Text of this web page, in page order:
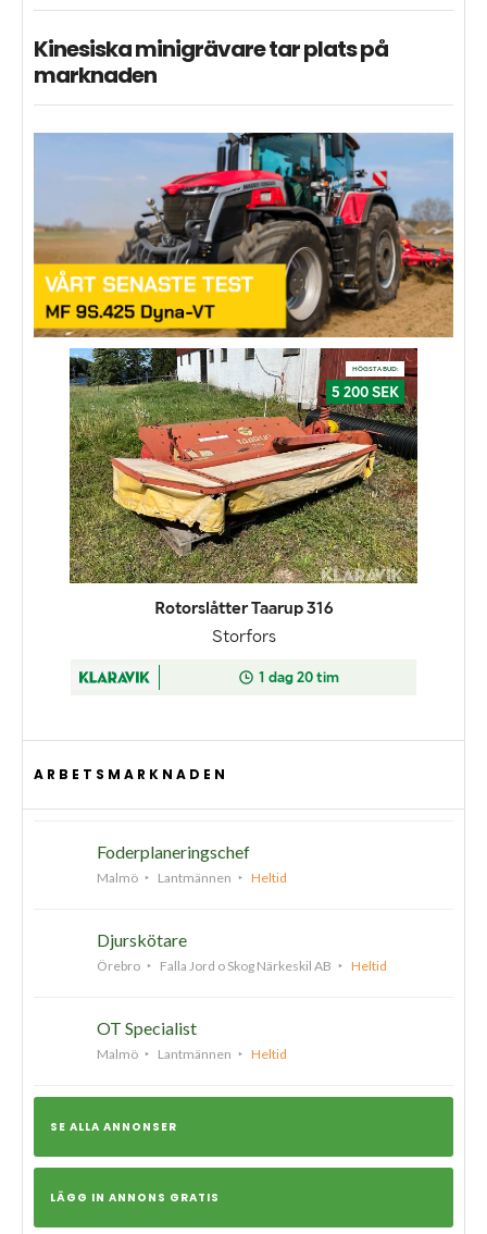
Kinesiska minigrävare tar plats på
marknaden
ARBETSMARKNADEN
Foderplaneringschef
Malmö Lantmännen Heltid
Djurskötare
Örebro Falla Jord o Skog Närkeskil AB Heltid
OT Specialist
Malmö Lantmännen Heltid
SE ALLA ANNONSER
LÄGG IN ANNONS GRATIS